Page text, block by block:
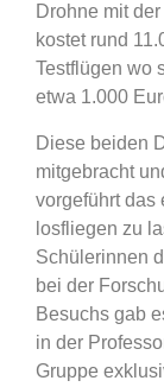
Drohne mit
kostet rund
Testflügen wo
etwa 1.000
Diese beiden
mitgebracht
vorgeführt das
losfliegen zu
Schülerinnen
bei der
Besuchs gab
in der
Gruppe